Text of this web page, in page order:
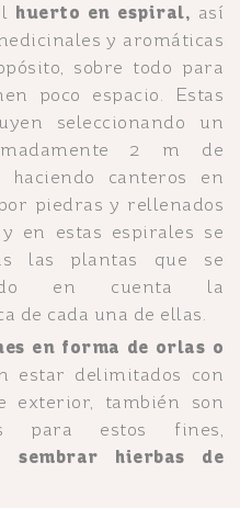
huerto en espiral, así
y aromáticas
sobre todo para
poco espacio. Estas
seleccionando un
2 m de
canteros en
piedras y rellenados
en estas espirales se
las plantas que se
en cuenta la
de cada una de ellas.
en forma de orlas o
estar delimitados con
exterior, también son
para estos fines,
sembrar hierbas de